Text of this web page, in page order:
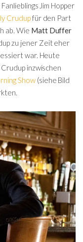
Jim Hopper
Crudupfür den Part
ab. Wie Matt Duffer
zu jener Zeit eher
war. Heute
inzwischen
Show (siehe Bild